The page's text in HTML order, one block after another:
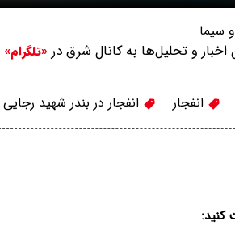
سیما
اخبار و تحلیل‌ها به کانال شرق در «تلگرام»
انفجار انفجار در بندر شهید رجایی
کنید: